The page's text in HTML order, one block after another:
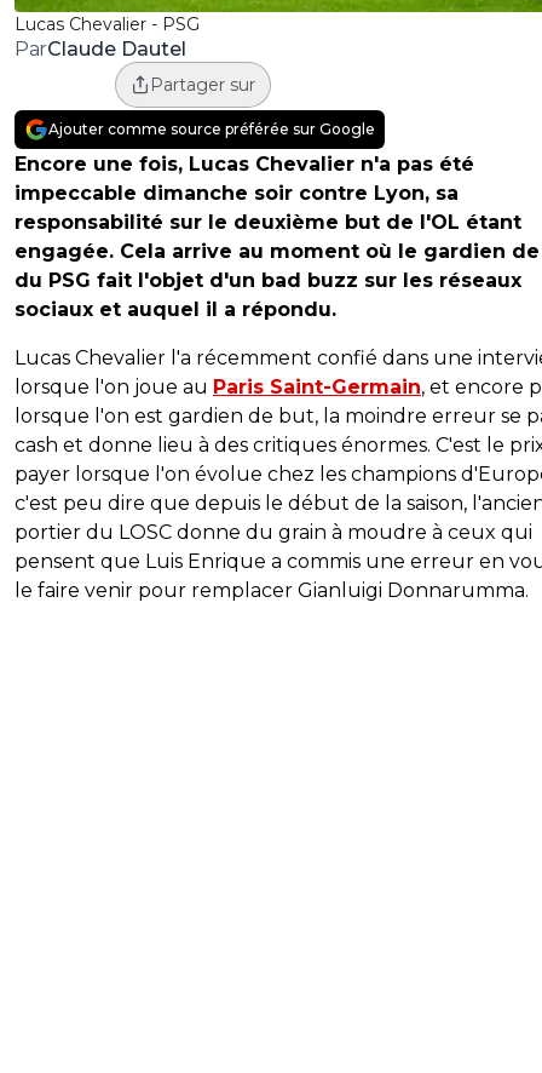
Lucas Chevalier - PSG
ParClaude Dautel
Partager sur
Ajouter comme source préférée sur Google
Encore une fois, Lucas Chevalier n'a pas été
impeccable dimanche soir contre Lyon, sa
responsabilité sur le deuxième but de l'OL étant
engagée. Cela arrive au moment où le gardien
du PSG fait l'objet d'un bad buzz sur les réseaux
sociaux et auquel il a répondu.
Lucas Chevalier l'a récemment confié dans une
lorsque l'on joue au Paris Saint-Germain, et encore
lorsque l'on est gardien de but, la moindre erreur se
cash et donne lieu à des critiques énormes. C'est le
payer lorsque l'on évolue chez les champions
c'est peu dire que depuis le début de la saison,
portier du LOSC donne du grain à moudre à ceux qui
pensent que Luis Enrique a commis une erreur en
le faire venir pour remplacer Gianluigi Donnarumma.